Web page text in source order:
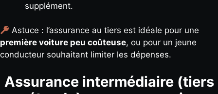
supplément.
Astuce : l’assurance au tiers est idéale pour une
première voiture peu coûteuse, ou pour un jeune
conducteur souhaitant limiter les dépenses.
Assurance intermédiaire (tiers